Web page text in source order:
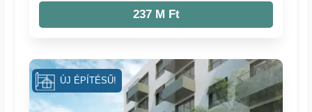
237 M Ft
ÚJ ÉPÍTÉSŰ!